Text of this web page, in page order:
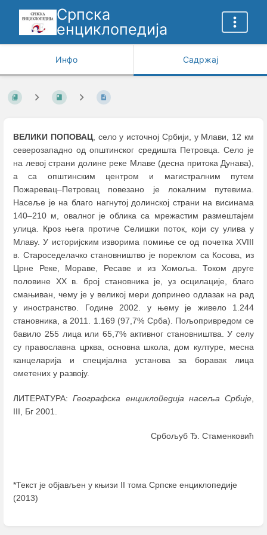
Српска
енциклопедија
Инфо Садржај
ВЕЛИКИ ПОПОВАЦ, село у источној Србији, у Млави, 12 км
северозападно од општинског средишта Петровца. Село је
на левој страни долине реке Млаве (десна притока Дунава),
а са општинским центром и магистралним путем
Пожаревац–Петровац повезано је локалним путевима.
Насеље је на благо нагнутој долинској страни на висинама
140–210 м, овалног је облика са мрежастим размештајем
улица. Кроз њега протиче Селишки поток, који су улива у
Млаву. У историјским изворима помиње се од почетка XVIII
в. Староседелачко становништво је пореклом са Косова, из
Црне Реке, Мораве, Ресаве и из Хомоља. Током друге
половине XX в. број становника је, уз осцилације, благо
смањиван, чему је у великој мери допринео одлазак на рад
у иностранство. Године 2002. у њему је живело 1.244
становника, а 2011. 1.169 (97,7% Срба). Пољопривредом се
бавило 255 лица или 65,7% активног становништва. У селу
су православна црква, основна школа, дом културе, месна
канцеларија и специјална установа за боравак лица
ометених у развоју.
ЛИТЕРАТУРА:Географска енциклопедија насеља Србије
III, Бг 2001.
Србољуб Ђ. Стаменковић
*Текст је објављен у књизи II тома Српске енциклопедије
(2013)